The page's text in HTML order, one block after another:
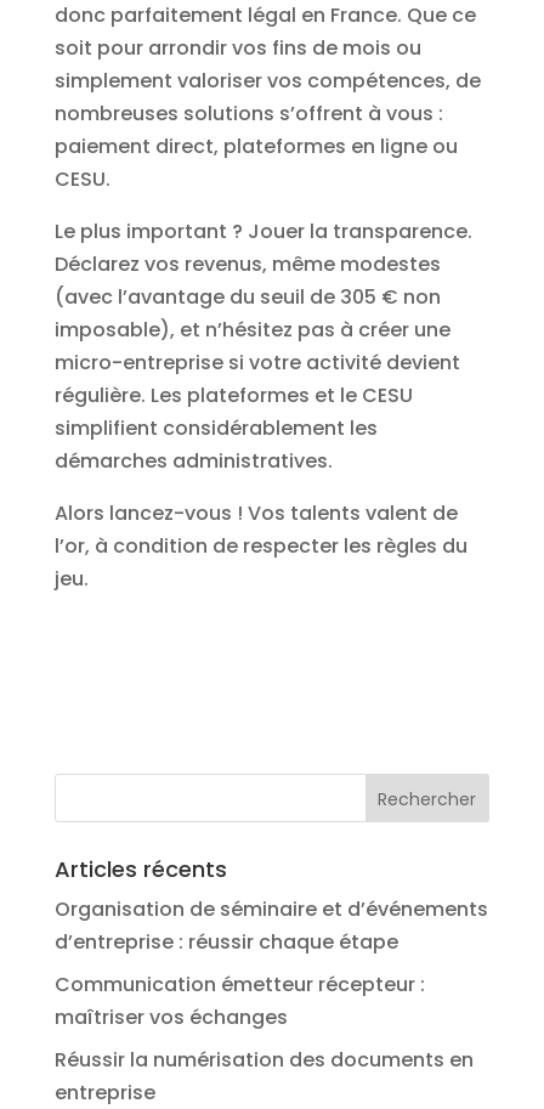
donc parfaitement légal en France. Que ce
soit pour arrondir vos fins de mois ou
simplement valoriser vos compétences, de
nombreuses solutions s’offrent à vous :
paiement direct, plateformes en ligne ou
CESU.
Le plus important ? Jouer la transparence.
Déclarez vos revenus, même modestes
(avec l’avantage du seuil de 305 € non
imposable), et n’hésitez pas à créer une
micro-entreprise si votre activité devient
régulière. Les plateformes et le CESU
simplifient considérablement les
démarches administratives.
Alors lancez-vous ! Vos talents valent de
l’or, à condition de respecter les règles du
jeu.
Articles récents
Organisation de séminaire et d’événements
d’entreprise : réussir chaque étape
Communication émetteur récepteur :
maîtriser vos échanges
Réussir la numérisation des documents en
entreprise